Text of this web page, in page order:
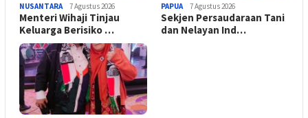
NUSANTARA 7 Agustus 2026
Menteri Wihaji Tinjau
Keluarga Berisiko …
PAPUA 7 Agustus 2026
Sekjen Persaudaraan Tani
dan Nelayan Ind…